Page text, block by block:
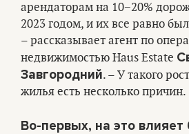
арендаторам на 10−20%
2023 годом, и их все равно
– рассказывает агент по
недвижимостью Haus Estate
Завгородний. – У такого
жилья есть несколько причин.
Во-первых, на это